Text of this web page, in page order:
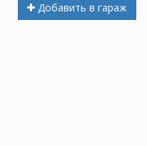
Добавить в гараж